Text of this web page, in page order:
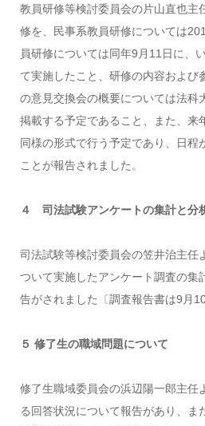
教員研修等検討委員会の片山直也主
修を、民事系教員研修については
員研修については同年9月11日に、
て実施したこと、研修の内容および
の意見交換会の概要については法科
掲載する予定であること、また、来
同様の形式で行う予定であり、日程
ことが報告されました。
４ 司法試験アンケートの集計と分
司法試験等検討委員会の笠井治主任
ついて実施したアンケート調査の集
告がされました〔調査報告書は9月
５ 修了生の職域問題について
修了生職域委員会の浜辺陽一郎主任
る回答状況について報告があり、ま